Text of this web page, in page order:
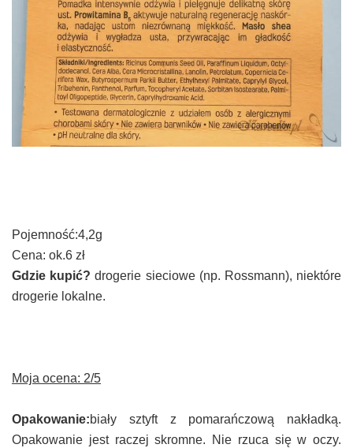
Pojemność:4,2g
Cena: ok.6 zł
Gdzie kupić?drogerie sieciowe (np. Rossmann), niektóre
drogerie lokalne.
Moja ocena: 2/5
Opakowanie:biały sztyft z pomarańczową nakładką.
Opakowanie jest raczej skromne. Nie rzuca się w oczy.